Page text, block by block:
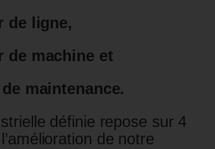
de ligne,
de machine et
maintenance.
définie repose sur 4
de notre